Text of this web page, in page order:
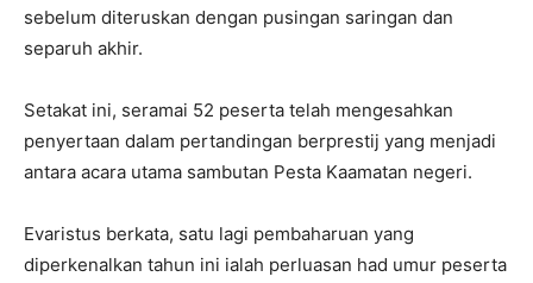
sebelum diteruskan dengan pusingan saringan dan
separuh akhir.
Setakat ini, seramai 52 peserta telah mengesahkan
penyertaan dalam pertandingan berprestij yang menjadi
antara acara utama sambutan Pesta Kaamatan negeri.
Evaristus berkata, satu lagi pembaharuan yang
diperkenalkan tahun ini ialah perluasan had umur peserta